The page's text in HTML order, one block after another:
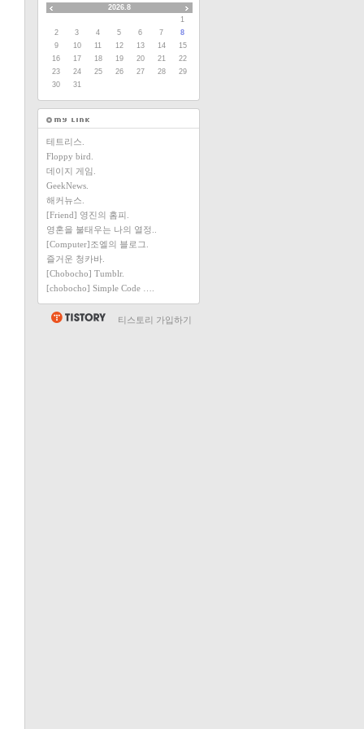
2026.8
1
2
3 4 5 6 7
8
9
10 11 12 13 14
15
16
17 18 19 20 21
22
23
24 25 26 27 28
29
30
31
테트리스.
Floppy bird.
데이지 게임.
GeekNews.
해커뉴스.
[Friend] 영진의 홈피.
영혼을 불태우는 나의 열정..
[Computer]조엘의 블로그.
즐거운 청카바.
[Chobocho] Tumblr.
[chobocho] Simple Code ….
티스토리 가입하기